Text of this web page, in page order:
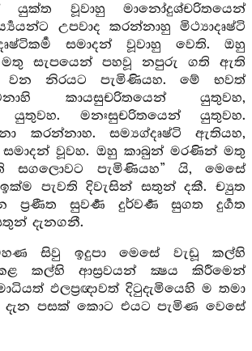
යුක්ත වූවාහු මානෝදුශ්චරිතයෙන්
උපවාද කරන්නාහු මිථ්‍යාදෘෂ්ටි
සමාදන් වූවාහු වෙති. ඔහු
සැපයෙන් පහවූ නපුරු ගති ඇති
නිරයට පැමිණියහ. මේ භවත්
කායසුචරිතයෙන් යුතුවහ,
යුතුවහ. මනඃසුචරිතයෙන් යුතුවහ.
කරන්නාහ. සම්‍යග්දෘෂ්ටි ඇතියහ,
සමාදන් වූවහ. ඔහු කාබුන් මරණින් මතු
පැමිණියහ” යි, මෙසේ
පැවති දිවැසින් සතුන් දකී. ච්‍යුත
සුවර්‍ණ දුර්වර්‍ණ සුගත දුර්‍ගත
දැනගනී.
සිවු ඉදුපා මෙසේ වැඩූ කල්හි
කල්හි ආස්‍රවයන් ක්‍ෂය කිරීමෙන්
ඵලප්‍රඥාවත් දිටුදැමියෙහි ම තමා
පසක් කොට එයට පැමිණ වෙසේ